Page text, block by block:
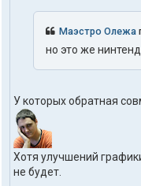
Маэстро Олежа
но это же
У которых обратная
Хотя улучшений
не будет.